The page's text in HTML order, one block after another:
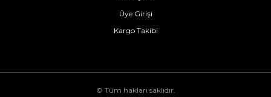
Üye Girişi
Kargo Takibi
© Tüm hakları saklıdır.